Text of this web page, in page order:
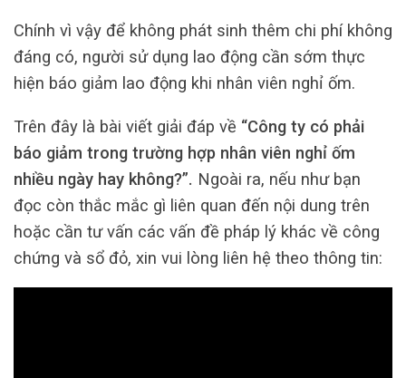
Chính vì vậy để không phát sinh thêm chi phí không
đáng có, người sử dụng lao động cần sớm thực
hiện báo giảm lao động khi nhân viên nghỉ ốm.
Trên đây là bài viết giải đáp về “Công ty có phải
báo giảm trong trường hợp nhân viên nghỉ ốm
nhiều ngày hay không?”. Ngoài ra, nếu như bạn
đọc còn thắc mắc gì liên quan đến nội dung trên
hoặc cần tư vấn các vấn đề pháp lý khác về công
chứng và sổ đỏ, xin vui lòng liên hệ theo thông tin: